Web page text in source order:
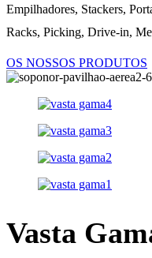
Empilhadores, Stackers,
Racks, Picking, Drive-in,
OS NOSSOS PRODUTOS
Vasta